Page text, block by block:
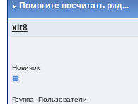
Помогите посчитать ряд...
xlr8
Новичок
Группа: Пользователи